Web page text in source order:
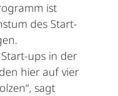
ist
des Start-
ups in der
hier auf vier
sagt